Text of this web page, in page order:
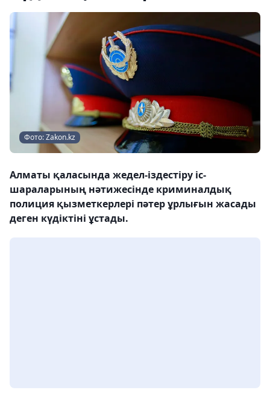
Фото: Zakon.kz
Алматы қаласында жедел-іздестіру іс-
шараларының нәтижесінде криминалдық
полиция қызметкерлері пәтер ұрлығын жасады
деген күдіктіні ұстады.